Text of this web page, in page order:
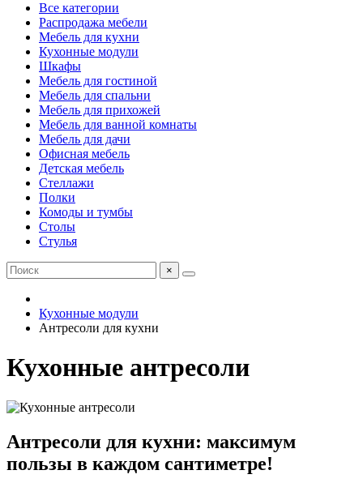
Все категории
Распродажа мебели
Мебель для кухни
Кухонные модули
Шкафы
Мебель для гостиной
Мебель для спальни
Мебель для прихожей
Мебель для ванной комнаты
Мебель для дачи
Офисная мебель
Детская мебель
Стеллажи
Полки
Комоды и тумбы
Столы
Стулья
×
Кухонные модули
Антресоли для кухни
Кухонные антресоли
Антресоли для кухни: максимум
пользы в каждом сантиметре!